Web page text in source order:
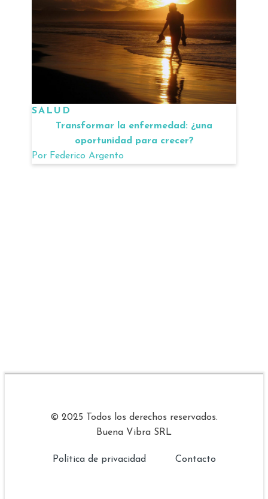
SALUD
Transformar la enfermedad: ¿una
oportunidad para crecer?
Por Federico Argento
© 2025 Todos los derechos reservados.
Buena Vibra SRL
Política de privacidad Contacto